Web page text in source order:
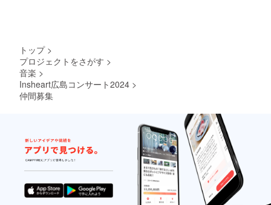
トップ >
プロジェクトをさがす >
音楽 >
Insheart広島コンサート2024 >
仲間募集